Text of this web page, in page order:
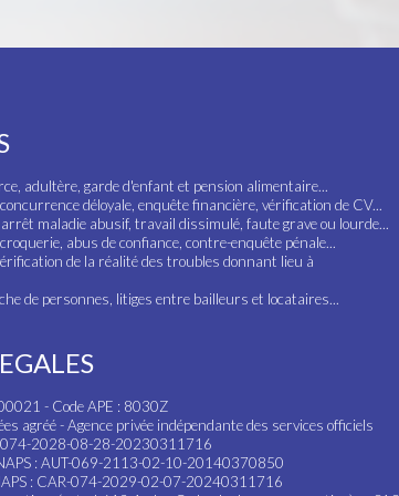
adultère, garde d'enfant et pension alimentaire...
déloyale, enquête financière, vérification de CV...
maladie abusif, travail dissimulé, faute grave ou lourde...
abus de confiance, contre-enquête pénale...
de la réalité des troubles donnant lieu à
de personnes, litiges entre bailleurs et locataires...
- Code APE : 8030Z
agréé - Agence privée indépendante des services officiels
074-2028-08-28-20230311716
: AUT-069-2113-02-10-20140370850
: CAR-074-2029-02-07-20240311716